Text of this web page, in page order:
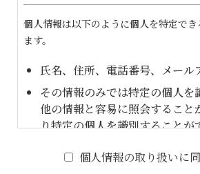
個人情報は以下のように個人を特定で
ます。
氏名、住所、電話番号、メール
その情報のみでは特定の個人を
他の情報と容易に照会すること
り特定の個人を識別することが
Ⅱ.個人情報の利用目的
個人情報の取り扱いに